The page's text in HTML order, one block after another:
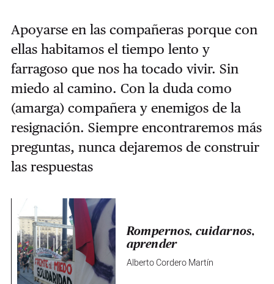
Apoyarse en las compañeras porque con
ellas habitamos el tiempo lento y
farragoso que nos ha tocado vivir. Sin
miedo al camino. Con la duda como
(amarga) compañera y enemigos de la
resignación. Siempre encontraremos más
preguntas, nunca dejaremos de construir
las respuestas
Rompernos, cuidarnos,
aprender
Alberto Cordero Martín